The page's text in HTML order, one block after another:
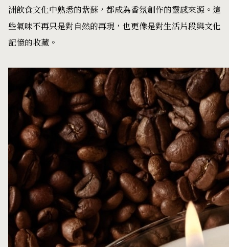
洲飲食文化中熟悉的紫蘇，都成為香氛創作的靈感來源。這
些氣味不再只是對自然的再現，也更像是對生活片段與文化
記憶的收藏。